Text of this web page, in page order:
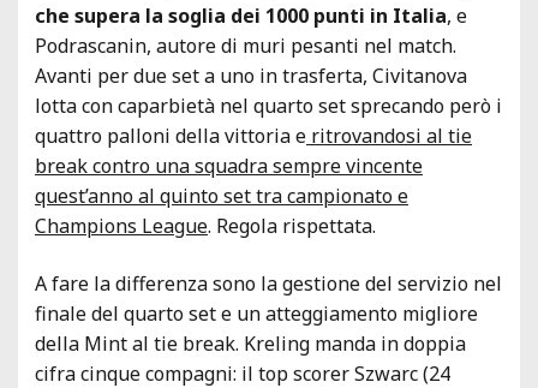
che supera la soglia dei 1000 punti in Italia, e
Podrascanin, autore di muri pesanti nel match.
Avanti per due set a uno in trasferta, Civitanova
lotta con caparbietà nel quarto set sprecando però i
quattro palloni della vittoria e ritrovandosi al tie
break contro una squadra sempre vincente
quest’anno al quinto set tra campionato e
Champions League. Regola rispettata.
A fare la differenza sono la gestione del servizio nel
finale del quarto set e un atteggiamento migliore
della Mint al tie break. Kreling manda in doppia
cifra cinque compagni: il top scorer Szwarc (24